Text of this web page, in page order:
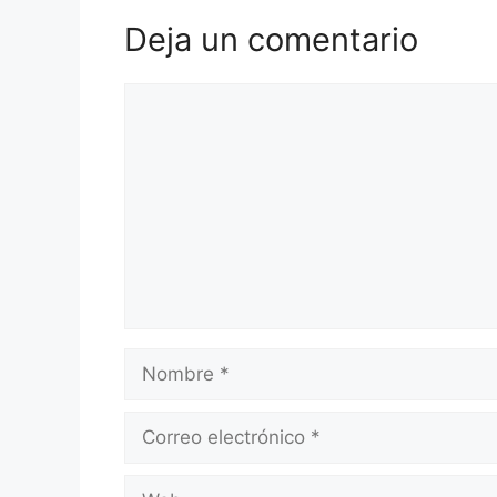
Deja un comentario
Nombre
Correo
Web